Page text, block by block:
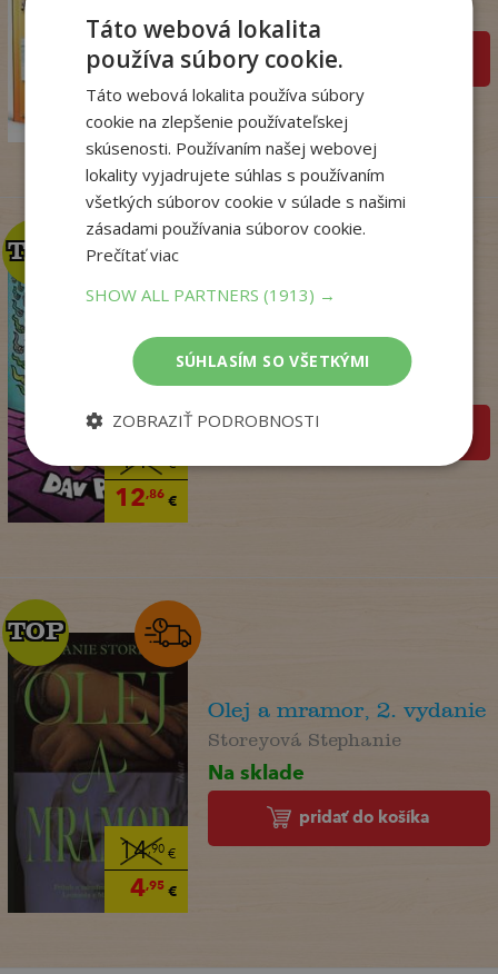
7 €
pridať do košíka
14 €
12,86€
TOP
TOP
Dav Pilkey
Na sklade
pridať do košíka
14,90€
4,95€
TOP
TOP
Olej a mramor, 2. vydanie
Storeyová Stephanie
Na sklade
pridať do košíka
Táto webová lokalita
používa súbory cookie.
Táto webová lokalita používa súbory
cookie na zlepšenie používateľskej
skúsenosti. Používaním našej webovej
lokality vyjadrujete súhlas s používaním
všetkých súborov cookie v súlade s našimi
zásadami používania súborov cookie.
Prečítať viac
SHOW ALL PARTNERS(1913) →
SÚHLASÍM SO VŠETKÝMI
ZOBRAZIŤ PODROBNOSTI